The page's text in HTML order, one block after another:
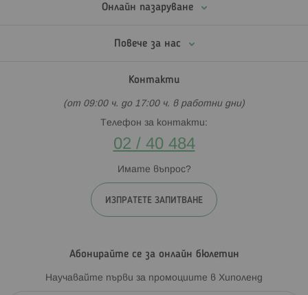
Онлайн пазаруване
Повече за нас
Контакти
(от 09:00 ч. до 17:00 ч. в работни дни)
Телефон за контакти:
02 / 40 484
Имате въпрос?
ИЗПРАТЕТЕ ЗАПИТВАНЕ
Абонирайте се за онлайн бюлетин
Научавайте първи за промоциите в Хиполенд